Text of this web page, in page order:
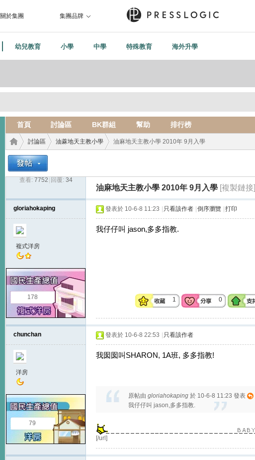
關於集團 集團品牌
幼兒教育 小學 中學 特殊教育 海外升學
首頁 討論區 BK群組 幫助 排行榜
王國
›
討論區
›
油蔴地天主教小學
›
油麻地天主教小學 2010年 9月入學
查看: 7752 回覆: 34
油麻地天主教小學 2010年 9月入學 [複製鏈接]
gloriahokaping
複式洋房
178
發表於 10-6-8 11:23 只看該作者 倒序瀏覽 打印
我仔仔叫 jason,多多指教.
1 0
chunchan
洋房
79
發表於 10-6-8 22:53 只看該作者
我囡囡叫SHARON, 1A班, 多多指教!
原帖由 gloriahokaping 於 10-6-8 11:23 發表
我仔仔叫 jason,多多指教.
[/url]